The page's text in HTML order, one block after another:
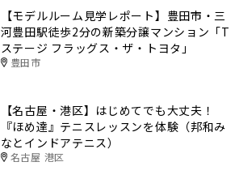
【モデルルーム見学レポート】豊田市・三
河豊田駅徒歩2分の新築分譲マンション「T
ステージ フラッグス・ザ・トヨタ」
豊田市
【名古屋・港区】はじめてでも大丈夫！
『ほめ達』テニスレッスンを体験（邦和み
なとインドアテニス）
名古屋 港区